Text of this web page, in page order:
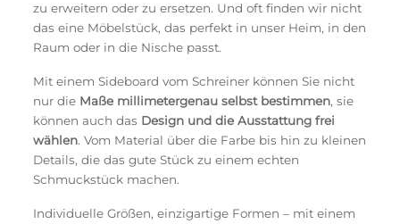
zu erweitern oder zu ersetzen. Und oft finden wir nicht
das eine Möbelstück, das perfekt in unser Heim, in den
Raum oder in die Nische passt.
Mit einem Sideboard vom Schreiner können Sie nicht
nur die Maße millimetergenau selbst bestimmen, sie
können auch das Design und die Ausstattung frei
wählen. Vom Material über die Farbe bis hin zu kleinen
Details, die das gute Stück zu einem echten
Schmuckstück machen.
Individuelle Größen, einzigartige Formen – mit einem